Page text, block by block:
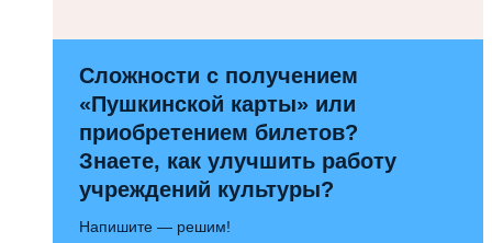
Сложности с получением
«Пушкинской карты» или
приобретением билетов?
Знаете, как улучшить работу
учреждений культуры?
Напишите — решим!